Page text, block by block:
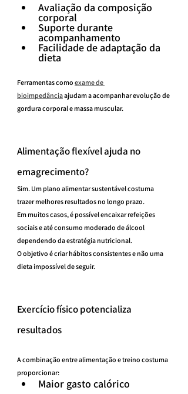
Avaliação da composição
corporal
Suporte durante
acompanhamento
Facilidade de adaptação da
dieta
Ferramentas como exame de
bioimpedância ajudam a acompanhar evolução de
gordura corporal e massa muscular.
Alimentação flexível ajuda no
emagrecimento?
Sim. Um plano alimentar sustentável costuma
trazer melhores resultados no longo prazo.
Em muitos casos, é possível encaixar refeições
sociais e até consumo moderado de álcool
dependendo da estratégia nutricional.
O objetivo é criar hábitos consistentes e não uma
dieta impossível de seguir.
Exercício físico potencializa
resultados
A combinação entre alimentação e treino costuma
proporcionar:
Maior gasto calórico